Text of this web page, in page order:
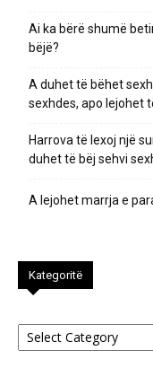
Ai ka bërë shumë
bëjë?
A duhet të bëhet
sexhdes, apo lejohet
Harrova të lexoj një
duhet të bëj sehvi
A lejohet marrja e
Kategoritë
Kategoritë